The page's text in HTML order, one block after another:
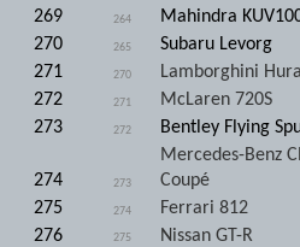
269
264 Mahindra
270
265 Subaru Levorg
271
270 Lamborghini
272
271 McLaren 720S
273
272 Bentley Flying
274 273
Mercedes-Benz
Coupé
275
274 Ferrari 812
276
275 Nissan GT-R